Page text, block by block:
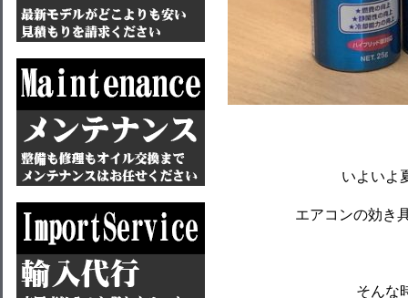
いよいよ
エアコンの効き
そんな